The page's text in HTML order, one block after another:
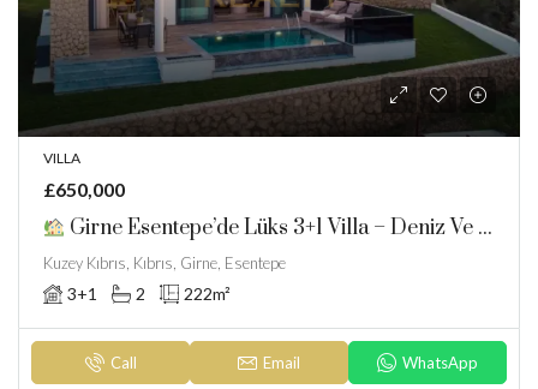
VILLA
£650,000
Girne Esentepe’de Lüks 3+1 Villa – Deniz Ve Dağ Manzaralı Ve Taşınmaya Hazır.Bankasız Ve Faizsiz Taksitlendirme Imkanı
Kuzey Kıbrıs, Kıbrıs, Girne, Esentepe
3+1 2 222m²
Call Email WhatsApp